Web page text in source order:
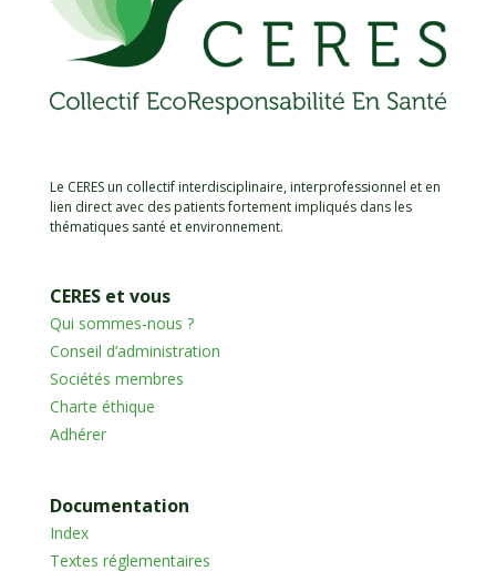
Le CERES un collectif interdisciplinaire, interprofessionnel et en
lien direct avec des patients fortement impliqués dans les
thématiques santé et environnement.
CERES et vous
Qui sommes-nous ?
Conseil d’administration
Sociétés membres
Charte éthique
Adhérer
Documentation
Index
Textes réglementaires